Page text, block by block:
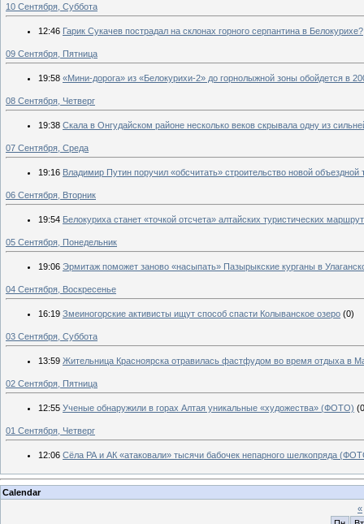
10 Сентября, Суббота
12:46 Гарик Сукачев пострадал на склонах горного серпантина в Белокурихе?
09 Сентября, Пятница
19:58 «Мини-дорога» из «Белокурихи-2» до горнолыжной зоны обойдется в
08 Сентября, Четверг
19:38 Скала в Онгудайском районе несколько веков скрывала одну из
07 Сентября, Среда
19:16 Владимир Путин поручил «обсчитать» строительство новой
06 Сентября, Вторник
19:54 Белокуриха станет «точкой отсчета» алтайских туристических
05 Сентября, Понедельник
19:06 Эрмитаж поможет заново «насыпать» Пазырыкские курганы в
04 Сентября, Воскресенье
16:19 Змеиногорские активисты ищут способ спасти Колыванское озеро (0)
03 Сентября, Суббота
13:59 Жительница Красноярска отравилась фастфудом во время отдыха в
02 Сентября, Пятница
12:55 Ученые обнаружили в горах Алтая уникальные «художества» (ФОТО)
01 Сентября, Четверг
12:06 Сёла РА и АК «атаковали» тысячи бабочек непарного шелкопряда
Calendar
«